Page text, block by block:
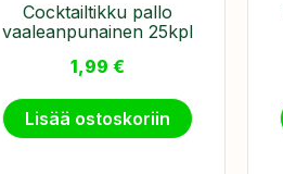
Cocktailtikku pallo
vaaleanpunainen 25kpl
1,99 €
Lisää ostoskoriin